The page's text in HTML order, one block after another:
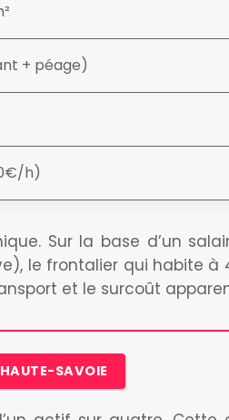
+ péage)
h)
Sur la base d’un
le frontalier qui habite
et le surcoût
SAVOIE